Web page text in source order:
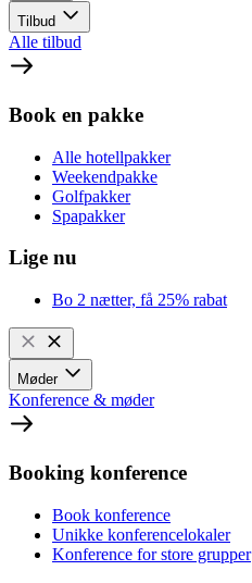
Tilbud
Alle tilbud
Book en pakke
Alle hotellpakker
Weekendpakke
Golfpakker
Spapakker
Lige nu
Bo 2 nætter, få 25% rabat
Møder
Konference & møder
Booking konference
Book konference
Unikke konferencelokaler
Konference for store grupper